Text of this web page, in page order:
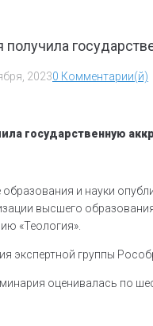
20230 Комментарии(й)
государственную
и науки
высшего
«Теология».
экспертной группы
оценивалась по